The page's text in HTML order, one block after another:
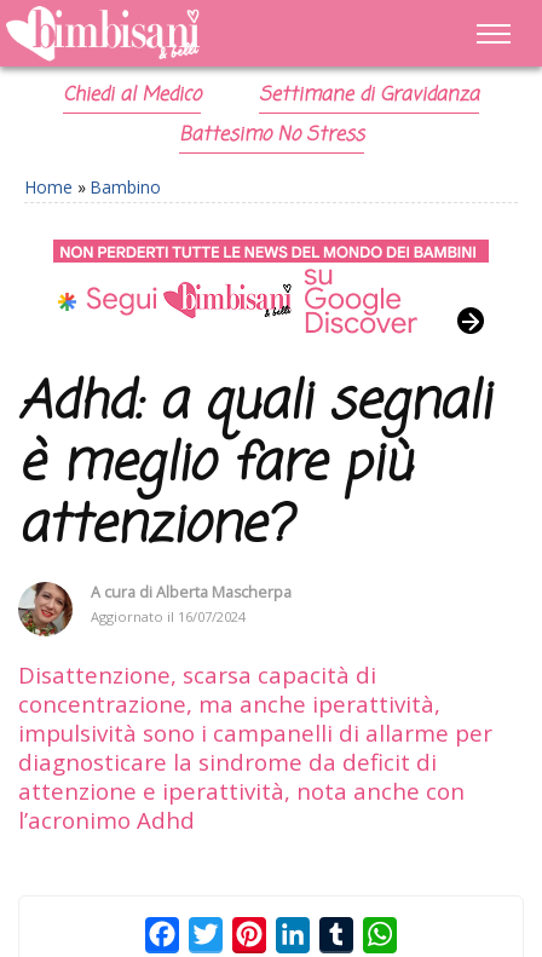
Chiedi al Medico
Settimane di Gravidanza
Battesimo No Stress
Home » Bambino
Adhd: a quali segnali
è meglio fare più
attenzione?
A cura diAlberta Mascherpa
Aggiornato il 16/07/2024
Disattenzione, scarsa capacità di
concentrazione, ma anche iperattività,
impulsività sono i campanelli di allarme per
diagnosticare la sindrome da deficit di
attenzione e iperattività, nota anche con
l’acronimo Adhd
FacebookTwitterPinterestLinkedInTumblr